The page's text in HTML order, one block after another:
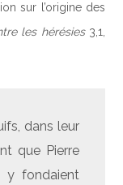
sur l’origine des
les hérésies3,1,
dans leur
que Pierre
y fondaient